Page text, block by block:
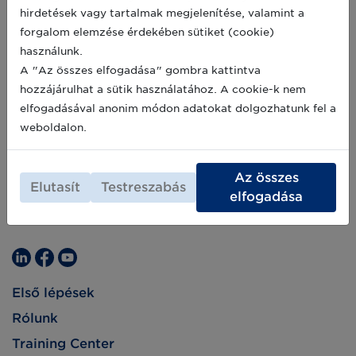
cikkünkből!
Archív hírek >>
Első lépések
Rólunk
Training Center
hirdetések vagy tartalmak megjelenítése, valamint a
forgalom elemzése érdekében sütiket (cookie)
használunk.
A "Az összes elfogadása" gombra kattintva
hozzájárulhat a sütik használatához. A cookie-k nem
elfogadásával anonim módon adatokat dolgozhatunk fel a
weboldalon.
Elutasít Testreszabás
Az összes
elfogadása